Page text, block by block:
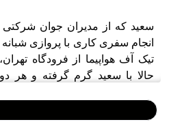
سعید که از مدیران جوان
انجام سفری کاری با پروازی
تیک آف هواپیما از فرودگاه
حالا با سعید گرم گرفته و هر
میبرند، پیشنهاد بازی عجیب و